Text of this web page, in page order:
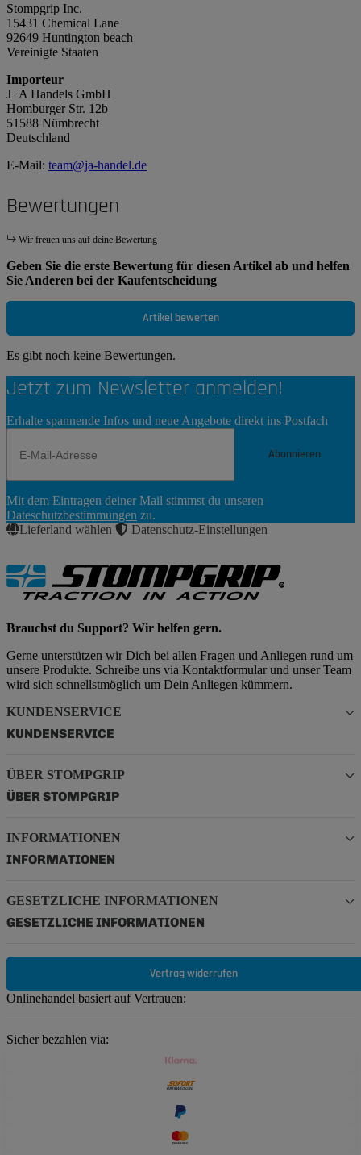
Stompgrip Inc.
15431 Chemical Lane
92649 Huntington beach
Vereinigte Staaten
Importeur
J+A Handels GmbH
Homburger Str. 12b
51588 Nümbrecht
Deutschland
E-Mail: team@ja-handel.de
Bewertungen
Wir freuen uns auf deine Bewertung
Geben Sie die erste Bewertung für diesen Artikel ab und helfen
Sie Anderen bei der Kaufentscheidung
Artikel bewerten
Es gibt noch keine Bewertungen.
Jetzt zum Newsletter anmelden!
Erhalte spannende Infos und neue Angebote direkt ins Postfach
Abonnieren
Abonnieren
Mit dem Eintragen deiner Mail stimmst du unseren
Dateschutzbestimmungen zu.
Lieferland wählen
Datenschutz-Einstellungen
Brauchst du Support? Wir helfen gern.
Gerne unterstützen wir Dich bei allen Fragen und Anliegen rund um
unsere Produkte. Schreibe uns via Kontaktformular und unser Team
wird sich schnellstmöglich um Dein Anliegen kümmern.
KUNDENSERVICE
KUNDENSERVICE
ÜBER STOMPGRIP
ÜBER STOMPGRIP
INFORMATIONEN
INFORMATIONEN
GESETZLICHE INFORMATIONEN
GESETZLICHE INFORMATIONEN
Vertrag widerrufen
Onlinehandel basiert auf Vertrauen:
Sicher bezahlen via: